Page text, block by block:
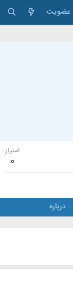
عضویت
امتیاز
0
درباره